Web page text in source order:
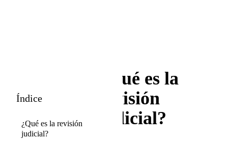
Índice
¿Qué es la revisión
judicial?
¿Qué es la
revisión
judicial?